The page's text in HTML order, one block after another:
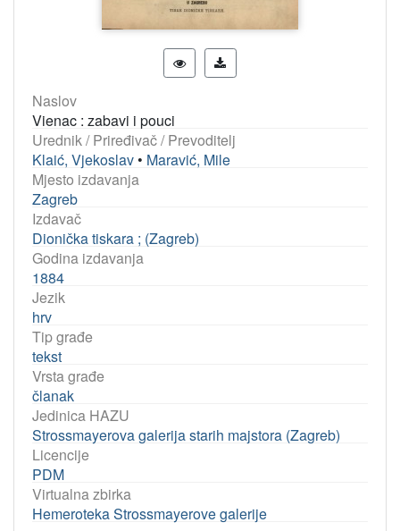
Naslov
Vienac : zabavi i pouci
Urednik / Priređivač / Prevoditelj
Klaić, Vjekoslav • Maravić, Mile
Mjesto izdavanja
Zagreb
Izdavač
Dionička tiskara ; (Zagreb)
Godina izdavanja
1884
Jezik
hrv
Tip građe
tekst
Vrsta građe
članak
Jedinica HAZU
Strossmayerova galerija starih majstora (Zagreb)
Licencije
PDM
Virtualna zbirka
Hemeroteka Strossmayerove galerije